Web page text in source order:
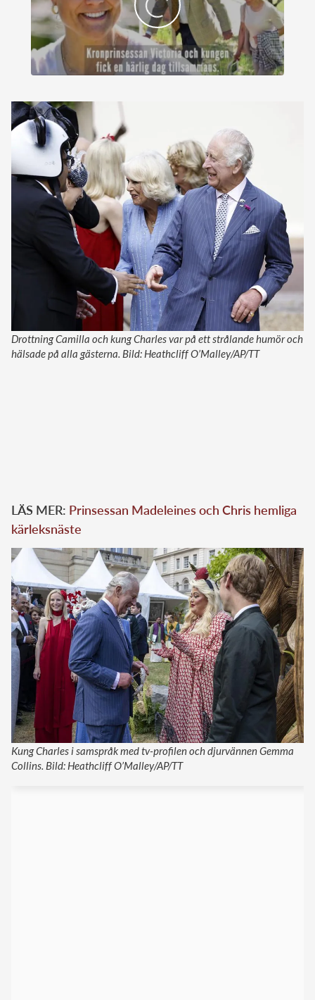
Drottning Camilla och kung Charles var på ett strålande humör och
hälsade på alla gästerna. Bild: Heathcliff O’Malley/AP/TT
LÄS MER: Prinsessan Madeleines och Chris hemliga
kärleksnäste
Kung Charles i samspråk med tv-profilen och djurvännen Gemma
Collins. Bild: Heathcliff O’Malley/AP/TT